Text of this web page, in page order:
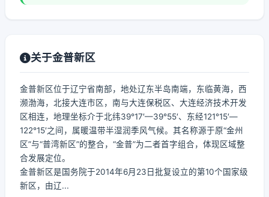
关于金普新区
金普新区位于辽宁省南部，地处辽东半岛南端，东临黄海，西
濒渤海，北接大连市区，南与大连保税区、大连经济技术开发
区相连，地理坐标介于北纬39°17′—39°55′、东经121°15′—
122°15′之间，属暖温带半湿润季风气候。其名称源于原“金州
区”与“普湾新区”的整合，“金普”为二者首字组合，体现区域整
合发展定位。
金普新区是国务院于2014年6月23日批复设立的第10个国家级
新区，由辽...